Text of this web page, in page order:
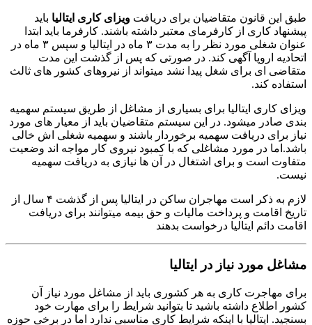
طبق این قانون متقاضیان برای دریافت ویزای کاری ایتالیا باید
پیشنهاد کاری از کارفرمای معتبر داشته باشند. کارفرما باید ابتدا
عنوان شغلی مورد نظر را به مدت ۳ ماه در ایتالیا و سپس ۳ ماه در
اتحادیه اروپا آگهی کند. در صورتی که پس از گذشت این مدت
متقاضی ای برای شغل پیدا نشد میتواند از نیروهای کشور های ثالث
استفاده کند.
ویزای کاری ایتالیا برای بسیاری از مشاغل از طریق سیستم سهمیه
بندی صادر میشود. در این سیستم متقاضیان باید از معیار های مورد
نیاز برای دریافت سهمیه برخوردار باشند و سهمیه شغلی اش خالی
باشد.اما در مورد مشاغلی که با کمبود نیروی کار مواجه اند وضعیت
متفاوت است و برای اشتغال در آن ها نیازی به دریافت سهمیه
نیست.
لازم به ذکر است مهاجران ساکن در ایتالیا پس از گذشت ۴ سال از
تاریخ اقامت و پرداخت مالیات و حق بیمه میتوانند برای دریافت
اقامت دائم ایتالیا درخواست بدهند
مشاغل مورد نیاز در ایتالیا
برای مهاجرت کاری به هر کشوری باید از مشاغل مورد نیاز آن
کشور اطلاع داشته باشید تا بتوانید شرایط را برای مهارت خود
بسنجید. ایتالیا با اینکه شرایط کاری مناسبی ندارد اما در برخی حوزه